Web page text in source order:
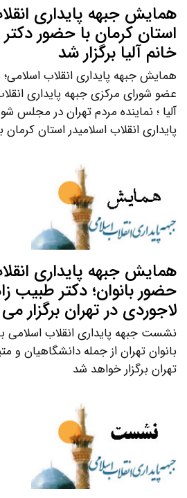
همایش جبهه پایداری
استان کرمان با حضور دکتر
خانم آلیا برگزار شد
همایش جبهه پایداری انقلاب اسلامی؛
عضو شورای مرکزی جبهه پایداری
آلیا ؛ نماینده مردم تهران در مجلس
پایداری انقلاب اسلامیدر استان کرمان
همایش جبهه پایداری
حضور بانوان؛ دکتر طبیب
لاجوردی در تهران برگزار
نشست جبهه پایداری انقلاب اسلامی
تهران برگزار خواهد شد